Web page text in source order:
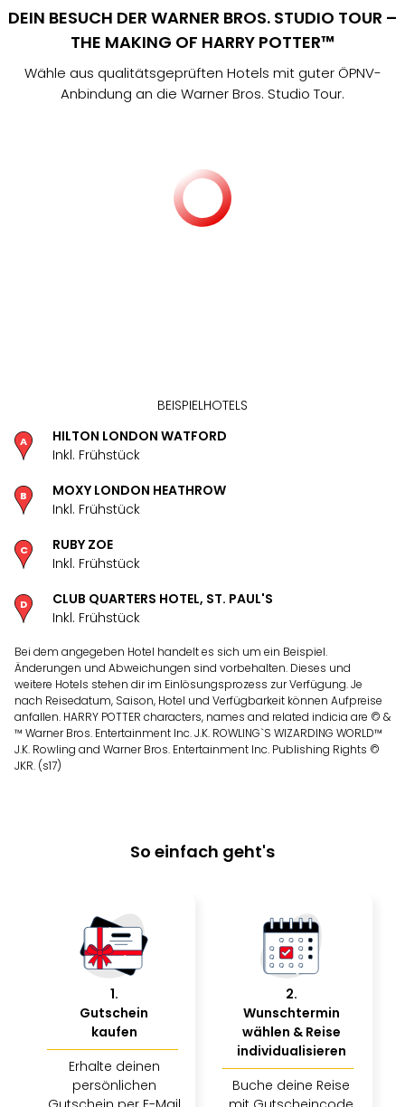
DEIN BESUCH DER WARNER BROS. STUDIO TOUR –
THE MAKING OF HARRY POTTER™
Wähle aus qualitätsgeprüften Hotels mit guter ÖPNV-
Anbindung an die Warner Bros. Studio Tour.
BEISPIELHOTELS
HILTON LONDON WATFORD
Inkl. Frühstück
MOXY LONDON HEATHROW
Inkl. Frühstück
RUBY ZOE
Inkl. Frühstück
CLUB QUARTERS HOTEL, ST. PAUL'S
Inkl. Frühstück
Bei dem angegeben Hotel handelt es sich um ein Beispiel.
Änderungen und Abweichungen sind vorbehalten. Dieses und
weitere Hotels stehen dir im Einlösungsprozess zur Verfügung. Je
nach Reisedatum, Saison, Hotel und Verfügbarkeit können Aufpreise
anfallen. HARRY POTTER characters, names and related indicia are © &
™ Warner Bros. Entertainment Inc. J.K. ROWLING`S WIZARDING WORLD™
J.K. Rowling and Warner Bros. Entertainment Inc. Publishing Rights ©
JKR. (s17)
So einfach geht's
1.
Gutschein
kaufen
Erhalte deinen
persönlichen
2.
Wunschtermin
wählen & Reise
individualisieren
Buche deine Reise